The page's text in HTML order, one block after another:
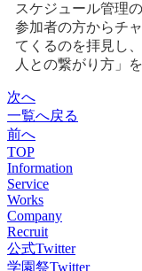
スケジュール管理
参加者の方からチ
てくるのを拝見し
人との繋がり方」
次へ
一覧へ戻る
前へ
TOP
Information
Service
Works
Company
Recruit
公式Twitter
学園祭Twitter